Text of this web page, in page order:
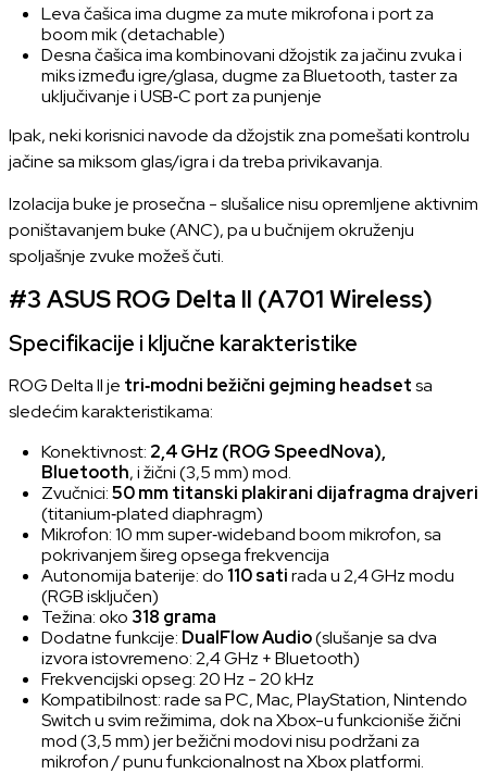
Leva čašica ima dugme za mute mikrofona i port za
boom mik (detachable)
Desna čašica ima kombinovani džojstik za jačinu zvuka i
miks između igre/glasa, dugme za Bluetooth, taster za
uključivanje i USB‑C port za punjenje
Ipak, neki korisnici navode dadžojstikzna pomešati kontrolu
jačine sa miksom glas/igra i da treba privikavanja.
Izolacija buke je prosečna - slušalice nisu opremljene aktivnim
poništavanjem buke (ANC), pa u bučnijem okruženju
spoljašnje zvuke možeš čuti.
#3 ASUS ROG Delta II (A701 Wireless)
Specifikacije i ključne karakteristike
ROG Delta II je tri‑modni bežični gejming headsetsa
sledećim karakteristikama:
Konektivnost: 2,4 GHz (ROG SpeedNova),
Bluetooth, i žični (3,5 mm) mod.
Zvučnici:50 mm titanski plakirani dijafragma drajveri
(titanium‑plated diaphragm)
Mikrofon: 10 mm super‑wideband boom mikrofon, sa
pokrivanjem šireg opsega frekvencija
Autonomija baterije: do 110 satirada u 2,4 GHz modu
(RGB isključen)
Težina: oko 318 grama
Dodatne funkcije: DualFlow Audio(slušanje sa dva
izvora istovremeno: 2,4 GHz + Bluetooth)
Frekvencijski opseg: 20 Hz - 20 kHz
Kompatibilnost: rade sa PC, Mac,PlayStation,Nintendo
Switchu svim režimima, dok na Xbox-u funkcioniše žični
mod (3,5 mm) jer bežični modovi nisu podržani za
mikrofon / punu funkcionalnost na Xbox platformi.